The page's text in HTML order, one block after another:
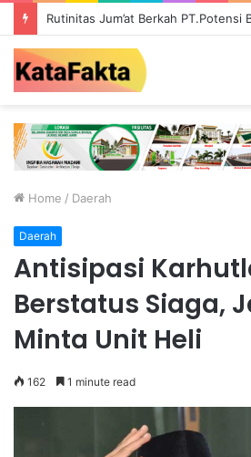
Home / Daerah
Daerah
Antisipasi
Berstatus Siaga,
Minta Unit Heli
162 1 minute read